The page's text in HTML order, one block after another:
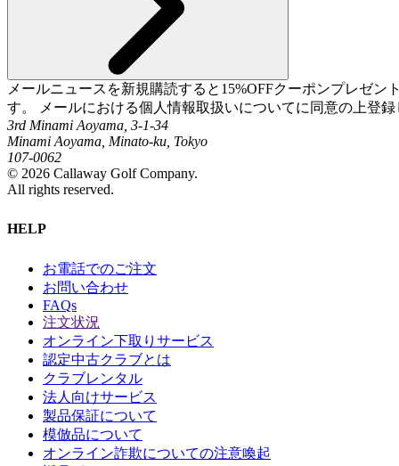
メールニュースを新規購読すると15%OFFクーポンプレゼ
す。 メールにおける個人情報取扱いについてに同意の上登
3rd Minami Aoyama, 3-1-34
Minami Aoyama, Minato-ku, Tokyo
107-0062
© 2026 Callaway Golf Company.
All rights reserved.
HELP
お電話でのご注文
お問い合わせ
FAQs
注文状況
オンライン下取りサービス
認定中古クラブとは
クラブレンタル
法人向けサービス
製品保証について
模倣品について
オンライン詐欺についての注意喚起